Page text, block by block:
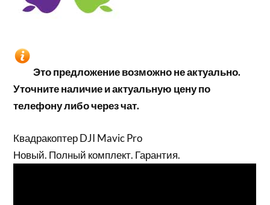
Это предложение возможно не актуально.
Уточните наличие и актуальную цену по
телефону либо через чат.
Квадракоптер DJI Mavic Pro
Новый. Полный комплект. Гарантия.